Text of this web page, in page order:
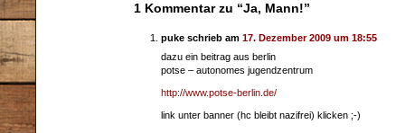
1 Kommentar zu “Ja, Mann!”
puke schrieb am 17. Dezember 2009 um 18:55
dazu ein beitrag aus berlin
potse – autonomes jugendzentrum
http://www.potse-berlin.de/
link unter banner (hc bleibt nazifrei) klicken ;-)